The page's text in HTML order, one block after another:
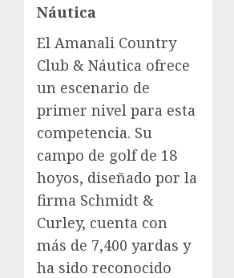
Náutica
El Amanali Country
Club & Náutica ofrece
un escenario de
primer nivel para esta
competencia. Su
campo de golf de 18
hoyos, diseñado por la
firma Schmidt &
Curley, cuenta con
más de 7,400 yardas y
ha sido reconocido